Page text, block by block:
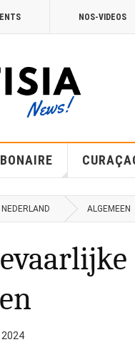
NOS-VIDEOS
BONAIRE
NEDERLAND ALGEMEEN
2024